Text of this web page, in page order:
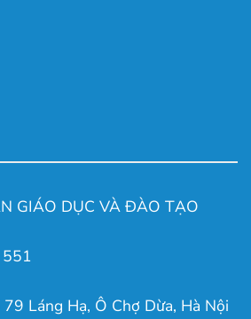
GIÁO DỤC VÀ ĐÀO TẠO
Láng Hạ, Ô Chợ Dừa, Hà Nội